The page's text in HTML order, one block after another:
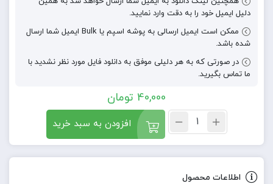
دلیل ایمیل خود را به دقت وارد نمایید.
ممکن است ایمیل ارسالی به پوشه اسپم یا Bulk ایمیل شما ارسال
شده باشد.
در صورتی که به هر دلیلی موفق به دانلود فایل مورد نظر نشدید با
ما تماس بگیرید.
40,000 تومان
افزودن به سبد خرید
اطلاعات محصول